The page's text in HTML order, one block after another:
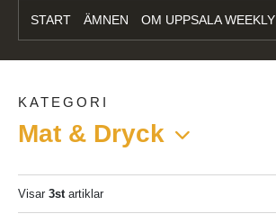
START ÄMNEN OM UPPSALA WEEKLY
KATEGORI
Mat & Dryck
Visar 3startiklar